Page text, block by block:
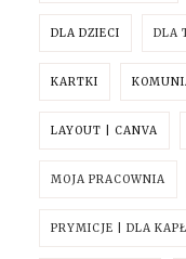
DLA DZIECI DLA
KARTKI
LAYOUT | CANVA
MOJA PRACOWNIA
PRYMICJE | DLA